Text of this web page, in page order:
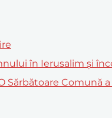
în Ierusalim și
Sărbătoare Comună